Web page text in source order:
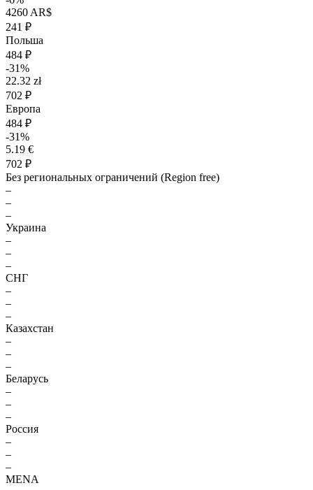
4260 AR$
241 ₽
Польша
484 ₽
-31%
22.32 zł
702 ₽
Европа
484 ₽
-31%
5.19 €
702 ₽
Без региональных ограничений (Region free)
–
–
–
Украина
–
–
–
СНГ
–
–
–
Казахстан
–
–
–
Беларусь
–
–
–
Россия
–
–
–
MENA